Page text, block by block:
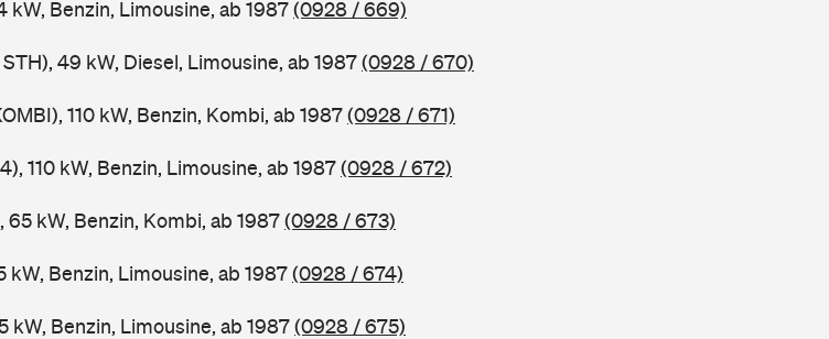
kW, Benzin, Limousine, ab 1987(0928 / 669)
49 kW, Diesel, Limousine, ab 1987(0928 / 670)
110 kW, Benzin, Kombi, ab 1987(0928 / 671)
110 kW, Benzin, Limousine, ab 1987(0928 / 672)
65 kW, Benzin, Kombi, ab 1987(0928 / 673)
kW, Benzin, Limousine, ab 1987(0928 / 674)
kW, Benzin, Limousine, ab 1987(0928 / 675)